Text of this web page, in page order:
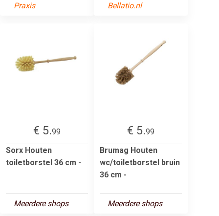
Praxis Bellatio.nl
€ 5.99
Sorx Houten
toiletborstel 36 cm -
Meerdere shops
€ 5.99
Brumag Houten
wc/toiletborstel bruin
36 cm -
Meerdere shops